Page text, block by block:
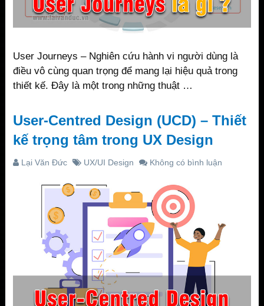
User Journeys – Nghiên cứu hành vi người dùng là
điều vô cùng quan trọng để mang lại hiệu quả trong
thiết kế. Đây là một trong những thuật …
User-Centred Design (UCD) – Thiết
kế trọng tâm trong UX Design
Lại Văn Đức UX/UI Design Không có bình luận